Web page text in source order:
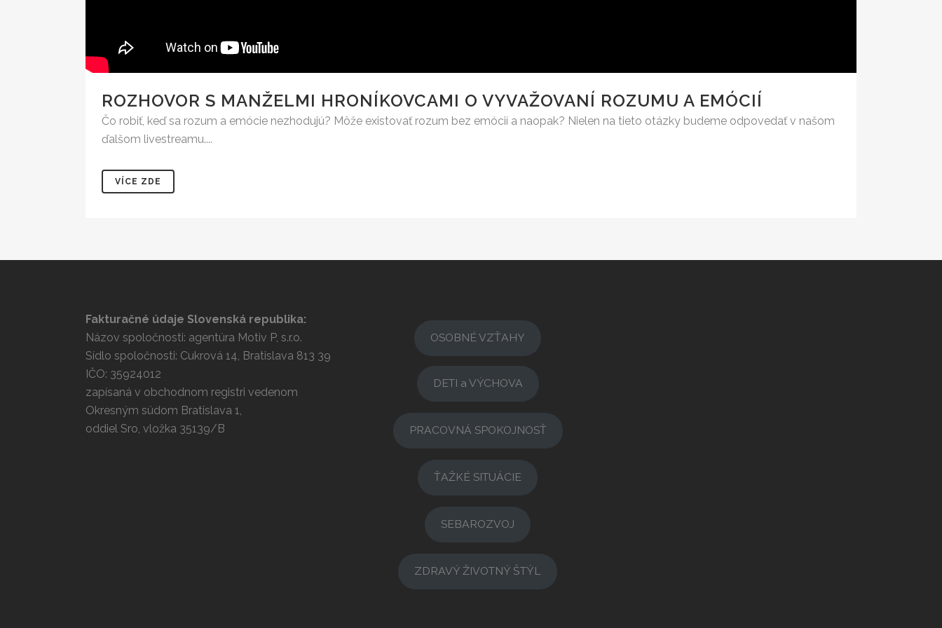
ROZHOVOR S MANŽELMI HRONÍKOVCAMI O VYVAŽOVANÍ ROZUMU A EMÓCIÍ
Čo robiť, keď sa rozum a emócie nezhodujú? Môže existovať rozum bez emócií a naopak? Nielen na tieto otázky budeme odpovedať v našom
ďalšom livestreamu....
VÍCE ZDE
Fakturačné údaje Slovenská republika:
Názov spoločnosti: agentúra Motiv P, s.r.o.
Sídlo spoločnosti: Cukrová 14, Bratislava 813 39
IČO: 35924012
zapísaná v obchodnom registri vedenom
Okresným súdom Bratislava 1,
oddiel Sro, vložka 35139/B
OSOBNÉ VZŤAHY
DETI a VÝCHOVA
PRACOVNÁ SPOKOJNOSŤ
ŤAŽKÉ SITUÁCIE
SEBAROZVOJ
ZDRAVÝ ŽIVOTNÝ ŠTÝL